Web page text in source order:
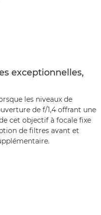
exceptionnelles,
les niveaux de
de f/1,4 offrant une
cet objectif à focale fixe
de filtres avant et